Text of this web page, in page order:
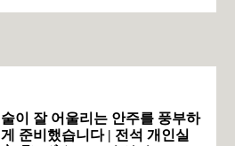
술이 잘 어울리는 안주를 풍부하
게 준비했습니다 | 전석 개인실